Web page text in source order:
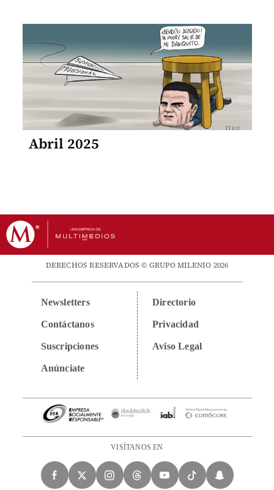
Abril 2025
DERECHOS RESERVADOS © GRUPO MILENIO 2026
Newsletters
Contáctanos
Suscripciones
Anúnciate
Directorio
Privacidad
Aviso Legal
VISÍTANOS EN